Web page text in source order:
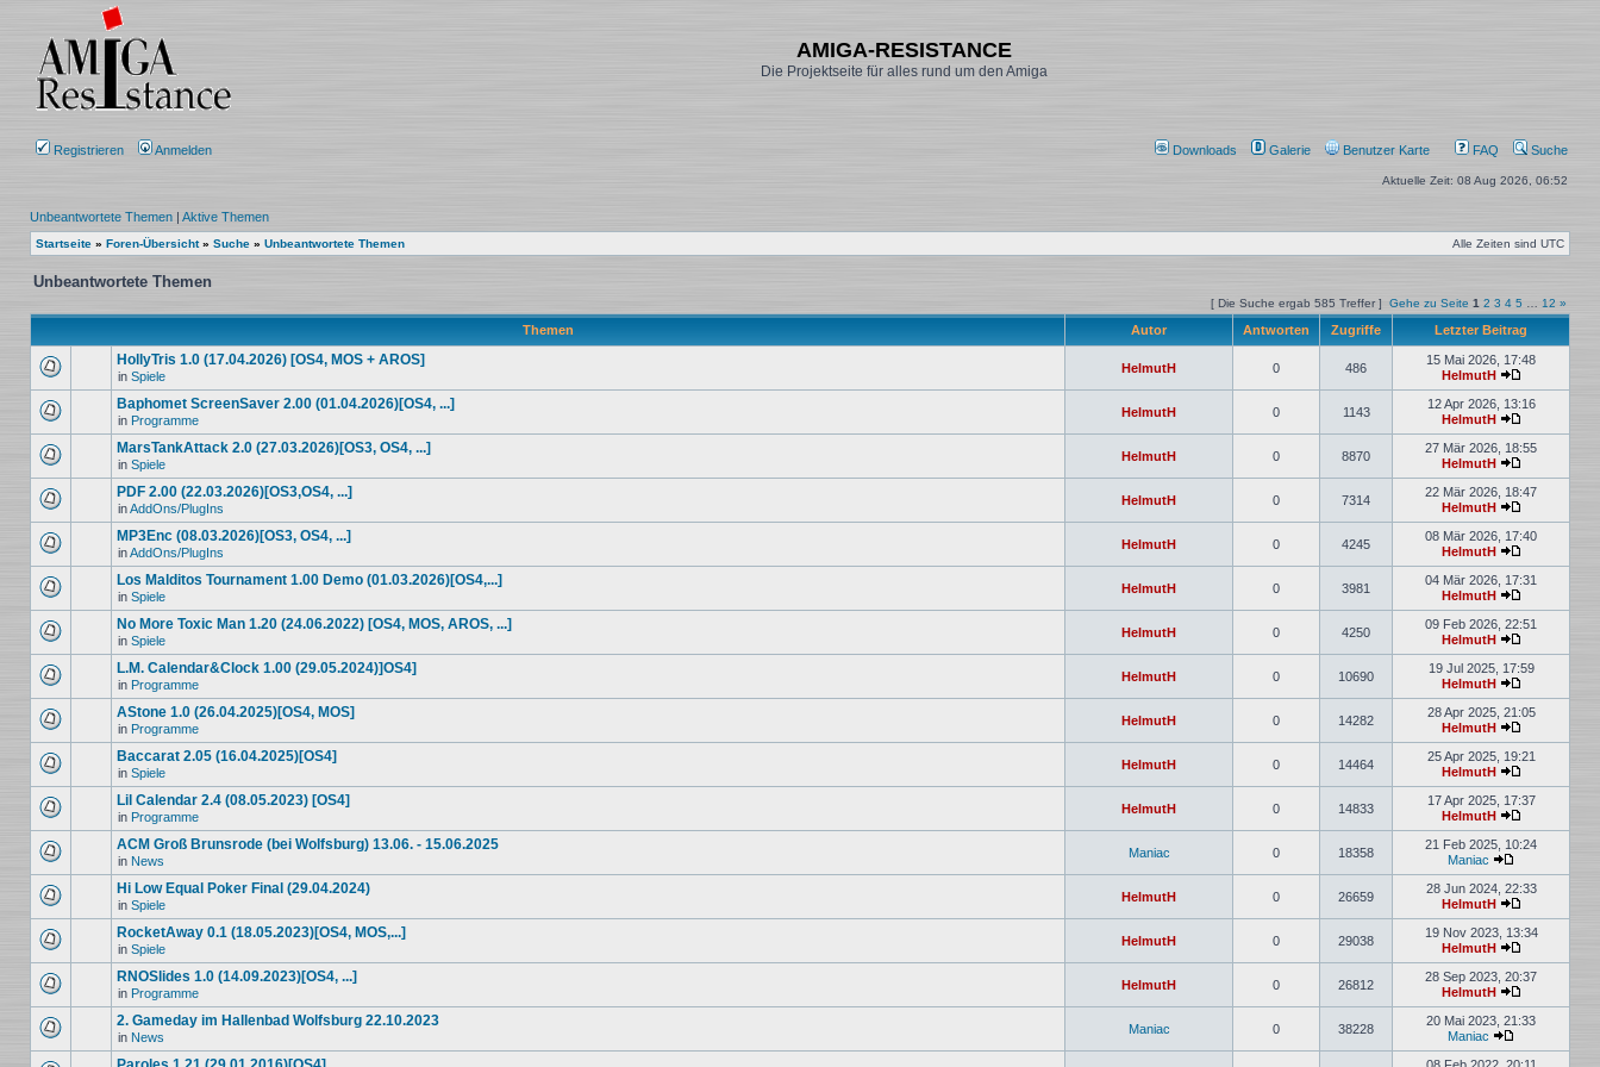
AMIGA-RESISTANCE
Die Projektseite für alles rund um den Amiga
Registrieren Anmelden Downloads Galerie Benutzer Karte FAQ Suche
Aktuelle Zeit: 08 Aug 2026, 06:52
Unbeantwortete Themen | Aktive Themen
Startseite » Foren-Übersicht» Suche » Unbeantwortete Themen Alle Zeiten sind UTC
Unbeantwortete Themen
[ Die Suche ergab 585 Treffer ] Gehe zu Seite 1 2 3 4 5 12 »
Themen Autor Antworten Zugriffe Letzter Beitrag
HollyTris 1.0 (17.04.2026) [OS4, MOS + AROS]
in Spiele
HelmutH 0 486
15 Mai 2026, 17:48
HelmutH
Baphomet ScreenSaver 2.00 (01.04.2026)[OS4, ...]
in Programme
HelmutH 0 1143
12 Apr 2026, 13:16
HelmutH
MarsTankAttack 2.0 (27.03.2026)[OS3, OS4, ...]
in Spiele
HelmutH 0 8870
27 Mär 2026, 18:55
HelmutH
PDF 2.00 (22.03.2026)[OS3,OS4, ...]
inAddOns/PlugIns
HelmutH 0 7314
22 Mär 2026, 18:47
HelmutH
MP3Enc (08.03.2026)[OS3, OS4, ...]
inAddOns/PlugIns
HelmutH 0 4245
08 Mär 2026, 17:40
HelmutH
Los Malditos Tournament 1.00 Demo (01.03.2026)[OS4,...]
in Spiele
HelmutH 0 3981
04 Mär 2026, 17:31
HelmutH
No More Toxic Man 1.20 (24.06.2022) [OS4, MOS, AROS, ...]
in Spiele
HelmutH 0 4250
09 Feb 2026, 22:51
HelmutH
L.M. Calendar&Clock 1.00 (29.05.2024)]OS4]
in Programme
HelmutH 0 10690
19 Jul 2025, 17:59
HelmutH
AStone 1.0 (26.04.2025)[OS4, MOS]
in Programme
HelmutH 0 14282
28 Apr 2025, 21:05
HelmutH
Baccarat 2.05 (16.04.2025)[OS4]
in Spiele
HelmutH 0 14464
25 Apr 2025, 19:21
HelmutH
Lil Calendar 2.4 (08.05.2023) [OS4]
in Programme
HelmutH 0 14833
17 Apr 2025, 17:37
HelmutH
ACM Groß Brunsrode (bei Wolfsburg) 13.06. - 15.06.2025
in News
Maniac 0 18358
21 Feb 2025, 10:24
Maniac
Hi Low Equal Poker Final (29.04.2024)
in Spiele
HelmutH 0 26659
28 Jun 2024, 22:33
HelmutH
RocketAway 0.1 (18.05.2023)[OS4, MOS,...]
in Spiele
HelmutH 0 29038
19 Nov 2023, 13:34
HelmutH
RNOSlides 1.0 (14.09.2023)[OS4, ...]
in Programme
HelmutH 0 26812
28 Sep 2023, 20:37
HelmutH
2. Gameday im Hallenbad Wolfsburg 22.10.2023
in News
Maniac 0 38228
20 Mai 2023, 21:33
Maniac